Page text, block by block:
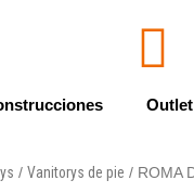
c
o
W
h
a
Outlet
/Vanitorys de pie / ROMA